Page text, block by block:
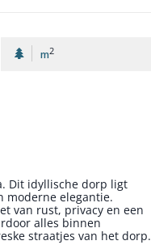
m2
Dit idyllische dorp ligt
moderne elegantie.
van rust, privacy en een
alles binnen
straatjes van het dorp.